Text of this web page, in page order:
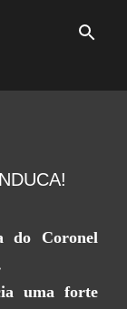
do Coronel
uma forte